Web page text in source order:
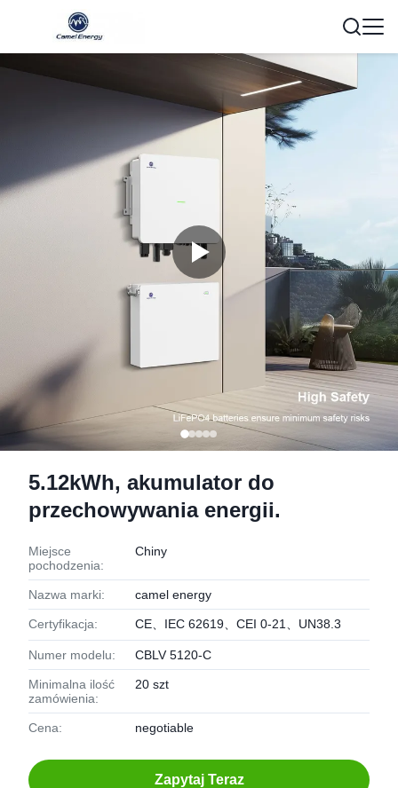
5.12kWh, akumulator do
przechowywania energii.
Miejsce
pochodzenia:
Chiny
Nazwa marki: camel energy
Certyfikacja: CE、IEC 62619、CEI 0-21、UN38.3
Numer modelu: CBLV 5120-C
Minimalna ilość
zamówienia:
20 szt
Cena: negotiable
Zapytaj Teraz